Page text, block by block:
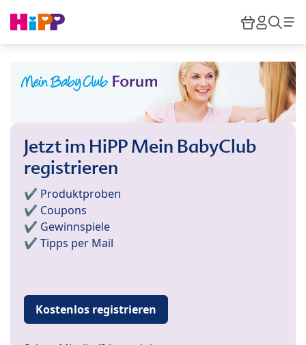
HiPP
Jetzt im HiPP Mein BabyClub
registrieren
✔️ Produktproben
✔️ Coupons
✔️ Gewinnspiele
✔️ Tipps per Mail
Kostenlos registrieren